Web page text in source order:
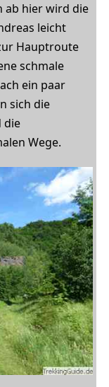
ab hier wird die
leicht
Hauptroute
schmale
ein paar
sich die
die
Wege.